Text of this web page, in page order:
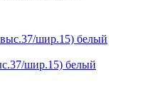
шир.15) белый